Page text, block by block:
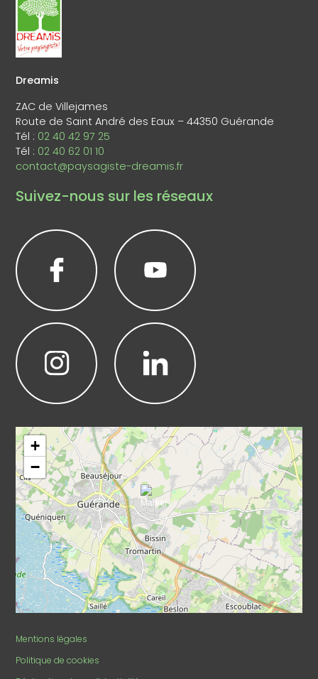
Dreamis
ZAC de Villejames
Route de Saint André des Eaux – 44350 Guérande
Tél : 02 40 42 97 25
Tél : 02 40 62 01 10
contact@paysagiste-dreamis.fr
Suivez-nous sur les réseaux
+
−
Mentions légales
Politique de cookies